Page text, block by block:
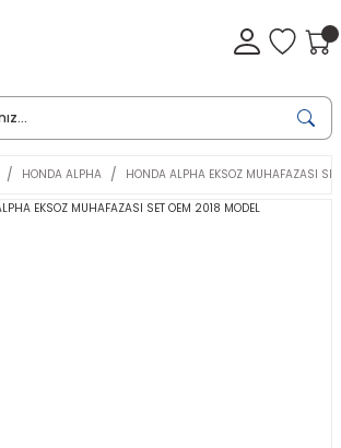
HONDA ALPHA HONDA ALPHA EKSOZ MUHAFAZASI